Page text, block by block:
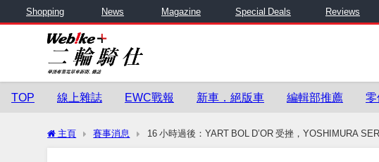
Shopping News Magazine Special Deals Reviews
TOP 線上雜誌 EWC戰報 新車．絕版車 編輯部推薦 零
主頁 賽事消息 16 小時過後：YART BOL D’OR 受挫，YOSHIMURA